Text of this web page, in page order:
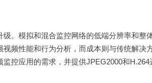
。模拟和混合监控网络的低端分辨率和整
频性能和行为分析，而成本则与传统解决
控应用的需求，并提供JPEG2000和H.264